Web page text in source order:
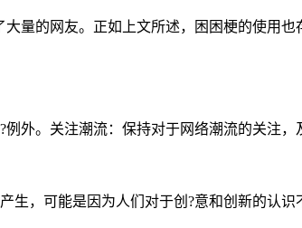
量的网友。正如上文所述，困困梗的使用
外。关注潮流：保持对于网络潮流的关注，
，可能是因为人们对于创?意和创新的认识